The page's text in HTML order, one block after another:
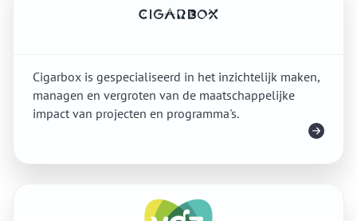
Cigarbox is gespecialiseerd in het inzichtelijk maken,
managen en vergroten van de maatschappelijke
impact van projecten en programma's.